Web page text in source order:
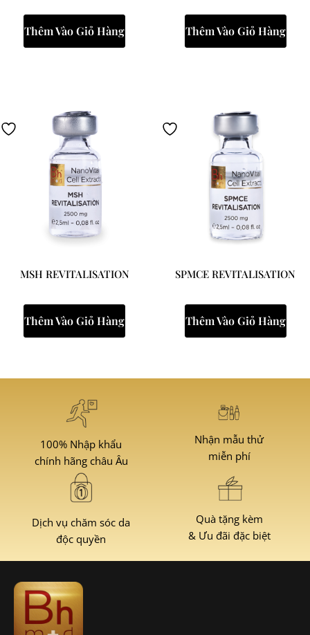
Thêm Vào Giỏ Hàng Thêm Vào Giỏ Hàng
MSH REVITALISATION
Thêm Vào Giỏ Hàng
SPMCE REVITALISATION
Thêm Vào Giỏ Hàng
100% Nhập khẩu
chính hãng châu Âu
Nhận mẫu thử
miễn phí
Dịch vụ chăm sóc da
độc quyền
Quà tặng kèm
& Ưu đãi đặc biệt